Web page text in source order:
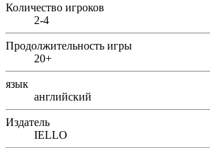
Количество игроков
2-4
Продолжительность игры
20+
язык
английский
Издатель
IELLO